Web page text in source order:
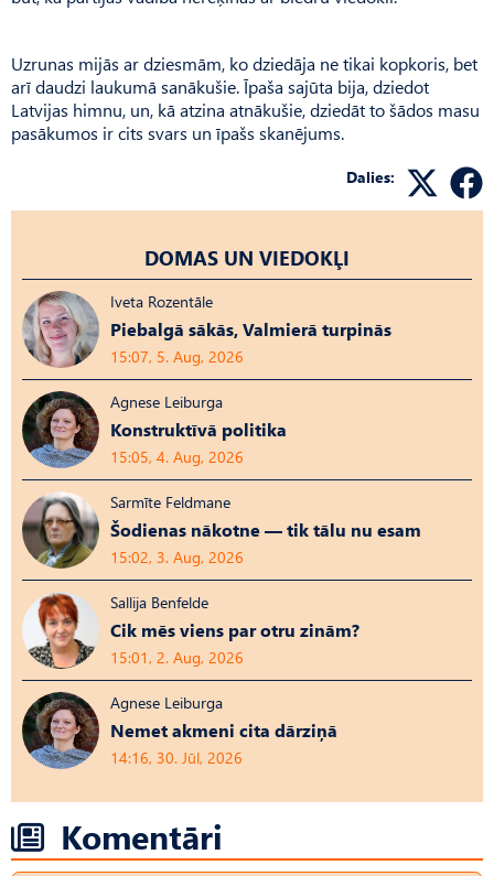
Uzrunas mijās ar dziesmām, ko dziedāja ne tikai kopkoris, bet
arī daudzi laukumā sanākušie. Īpaša sajūta bija, dziedot
Latvijas himnu, un, kā atzina atnākušie, dziedāt to šādos masu
pasākumos ir cits svars un īpašs skanējums.
Dalies:
DOMAS UN VIEDOKĻI
Iveta Rozentāle
Piebalgā sākās, Valmierā turpinās
15:07, 5. Aug, 2026
Agnese Leiburga
Konstruktīvā politika
15:05, 4. Aug, 2026
Sarmīte Feldmane
Šodienas nākotne — tik tālu nu esam
15:02, 3. Aug, 2026
Sallija Benfelde
Cik mēs viens par otru zinām?
15:01, 2. Aug, 2026
Agnese Leiburga
Nemet akmeni cita dārziņā
14:16, 30. Jūl, 2026
Komentāri